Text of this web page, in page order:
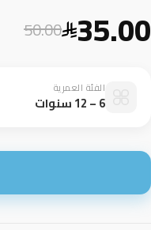
35.00
50.00
الفئة العمرية
6 – 12 سنوات